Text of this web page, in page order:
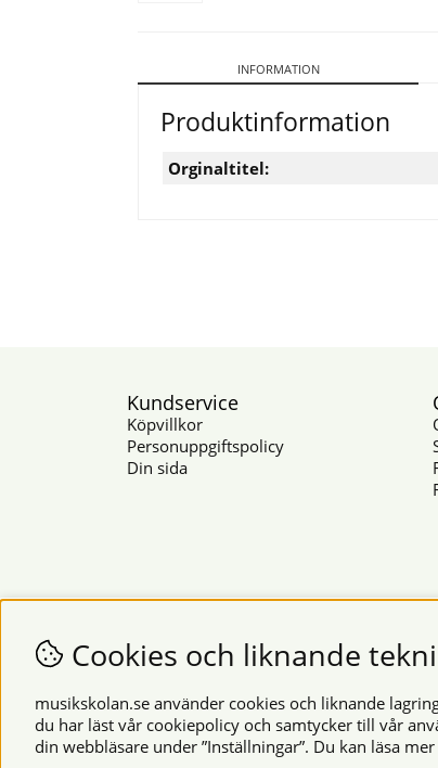
INFORMATION
Produktinformation
Orginaltitel:
Kundservice
Köpvillkor
Personuppgiftspolicy
Din sida
Cookies och liknande
musikskolan.se använder cookies och liknande
du har läst vår cookiepolicy och samtycker till vår
din webbläsare under ”Inställningar”. Du kan läsa